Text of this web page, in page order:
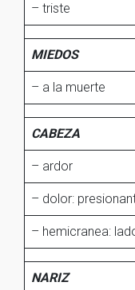
– triste
MIEDOS
– a la muerte
CABEZA
– ardor
– dolor:
– hemicranea:
NARIZ